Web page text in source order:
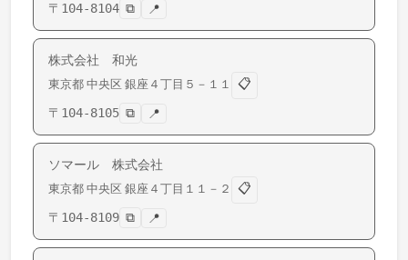
〒 104-8104 ⧉ 📍
株式会社 和光
東京都 中央区 銀座 ４丁目５－１１
📋
〒 104-8105 ⧉ 📍
ソマール 株式会社
東京都 中央区 銀座 ４丁目１１－２
📋
〒 104-8109 ⧉ 📍